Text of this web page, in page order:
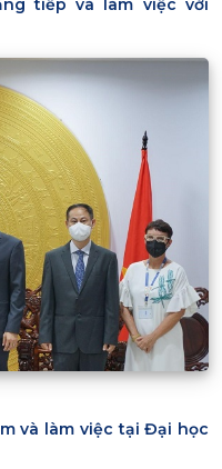
tiếp và làm việc với
và làm việc tại Đại học